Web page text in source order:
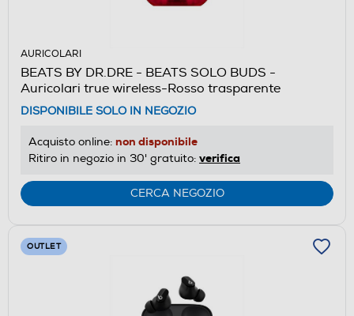
AURICOLARI
BEATS BY DR.DRE - BEATS SOLO BUDS -
Auricolari true wireless-Rosso trasparente
DISPONIBILE SOLO IN NEGOZIO
Acquisto online: non disponibile
Ritiro in negozio in 30' gratuito: verifica
CERCA NEGOZIO
OUTLET